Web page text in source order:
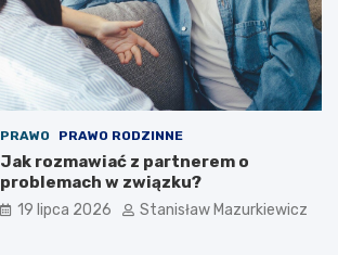
PRAWO PRAWO RODZINNE
Jak rozmawiać z partnerem o
problemach w związku?
19 lipca 2026 Stanisław Mazurkiewicz